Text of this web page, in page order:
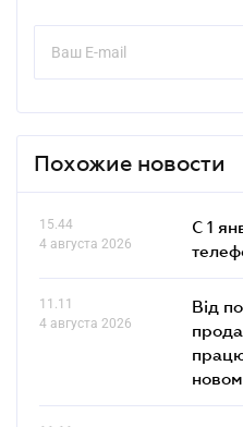
Похожие новости
15.44
4 августа 2026
С 1
11.11
4 августа 2026
Від